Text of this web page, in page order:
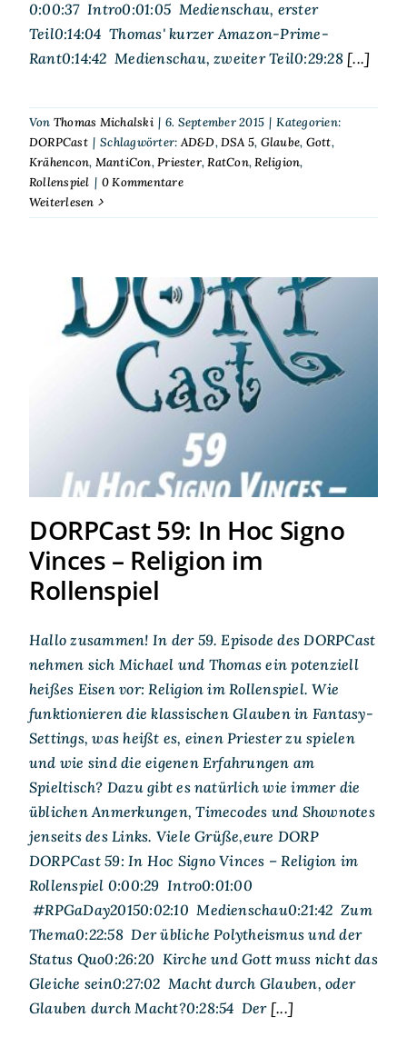
0:00:37 Intro0:01:05 Medienschau, erster
Teil0:14:04 Thomas' kurzer Amazon-Prime-
Rant0:14:42 Medienschau, zweiter Teil0:29:28 [...]
Von Thomas Michalski | 6. September 2015 | Kategorien:
DORPCast | Schlagwörter:AD&D,DSA 5, Glaube, Gott,
Krähencon, MantiCon,Priester,RatCon,Religion,
Rollenspiel | 0 Kommentare
Weiterlesen
DORPCast 59: In Hoc Signo
Vinces – Religion im
Rollenspiel
DORPCast 59: In Hoc Signo
Vinces – Religion im
Rollenspiel
Hallo zusammen! In der 59. Episode des DORPCast
nehmen sich Michael und Thomas ein potenziell
heißes Eisen vor: Religion im Rollenspiel. Wie
funktionieren die klassischen Glauben in Fantasy-
Settings, was heißt es, einen Priester zu spielen
und wie sind die eigenen Erfahrungen am
Spieltisch? Dazu gibt es natürlich wie immer die
üblichen Anmerkungen, Timecodes und Shownotes
jenseits des Links. Viele Grüße,eure DORP
DORPCast 59: In Hoc Signo Vinces – Religion im
Rollenspiel 0:00:29 Intro0:01:00
#RPGaDay20150:02:10 Medienschau0:21:42 Zum
Thema0:22:58 Der übliche Polytheismus und der
Status Quo0:26:20 Kirche und Gott muss nicht das
Gleiche sein0:27:02 Macht durch Glauben, oder
Glauben durch Macht?0:28:54 Der[...]